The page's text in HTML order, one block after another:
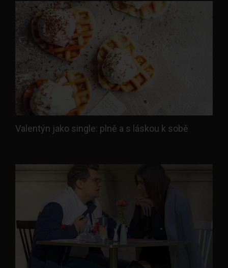
Valentýn jako single: plně a s láskou k sobě